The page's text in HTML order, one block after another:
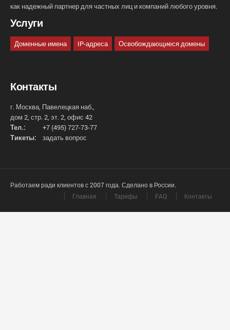
как надежный партнер для частных лиц и компаний любого уровня.
Услуги
Доменные имена IP-адреса Освобождающиеся домены
Контакты
г. Москва, Павелецкая наб.,
дом 2, стр. 2, эт. 2, офис 42
Тел.:
+7 (495) 727-73-77
Тикеты:
задать вопрос
Работаем ради клиентов с 2007 года. Сделано в России.
Главная
Тарифы FAQ Контакты